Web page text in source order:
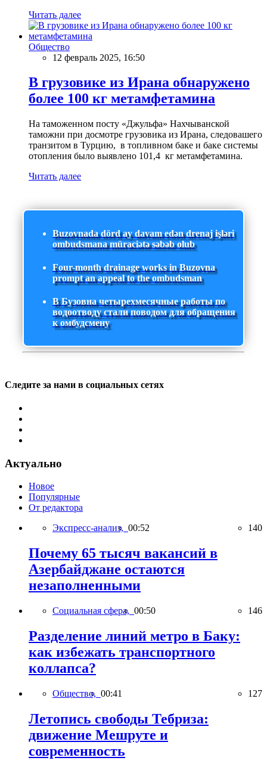
Читать далее
Общество
12 февраль 2025, 16:50
В грузовике из Ирана обнаружено
более 100 кг метамфетамина
На таможенном посту «Джульфа» Нахчыванской
таможни при досмотре грузовика из Ирана, следовашего
транзитом в Турцию, в топливном баке и баке системы
отопления было выявлено 101,4 кг метамфетамина.
Читать далее
Buzovnada dörd ay davam edən drenaj işləri
ombudsmana müraciətə səbəb olub
Four-month drainage works in Buzovna
prompt an appeal to the ombudsman
В Бузовна четырехмесячные работы по
водоотводу стали поводом для обращения
к омбудсмену
Следите за нами в социальных сетях
Актуально
Новое
Популярные
От редактора
Экспресс-анализ, 00:52 140
Почему 65 тысяч вакансий в
Азербайджане остаются
незаполненными
Социальная сфера, 00:50 146
Разделение линий метро в Баку:
как избежать транспортного
коллапса?
Общество, 00:41 127
Летопись свободы Тебриза:
движение Мешруте и
современность